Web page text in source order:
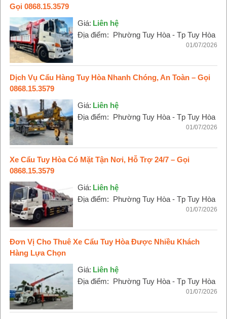
Gọi 0868.15.3579
Giá: Liên hệ
Địa điểm: Phường Tuy Hòa - Tp Tuy Hòa
01/07/2026
Dịch Vụ Cẩu Hàng Tuy Hòa Nhanh Chóng, An Toàn – Gọi
0868.15.3579
Giá: Liên hệ
Địa điểm: Phường Tuy Hòa - Tp Tuy Hòa
01/07/2026
Xe Cẩu Tuy Hòa Có Mặt Tận Nơi, Hỗ Trợ 24/7 – Gọi
0868.15.3579
Giá: Liên hệ
Địa điểm: Phường Tuy Hòa - Tp Tuy Hòa
01/07/2026
Đơn Vị Cho Thuê Xe Cẩu Tuy Hòa Được Nhiều Khách
Hàng Lựa Chọn
Giá: Liên hệ
Địa điểm: Phường Tuy Hòa - Tp Tuy Hòa
01/07/2026